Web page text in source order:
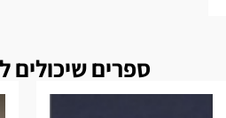
ספרים שיכולים